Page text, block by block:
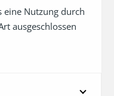
eine Nutzung durch
ausgeschlossen